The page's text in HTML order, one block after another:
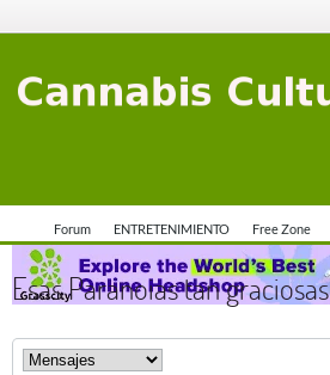
Forum ENTRETENIMIENTO Free Zone
Esas Paranoias tan graciosas